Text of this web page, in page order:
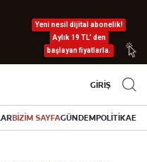
Yeni nesil dijital abonelik!
Aylık 19 TL’ den
başlayan fiyatlarla.
GİRİŞ
BİZİM SAYFAGÜNDEMPOLİTİKA